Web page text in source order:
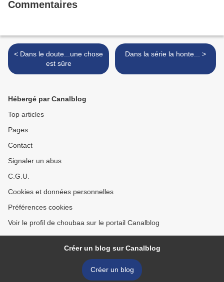
Commentaires
< Dans le doute...une chose
est sûre
Dans la série la honte... >
Hébergé par Canalblog
Top articles
Pages
Contact
Signaler un abus
C.G.U.
Cookies et données personnelles
Préférences cookies
Voir le profil de choubaa sur le portail Canalblog
Créer un blog sur Canalblog
Créer un blog